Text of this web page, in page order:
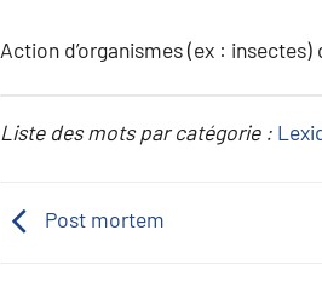
Action d’organismes (ex :
Liste des mots par catégorie :
Post mortem